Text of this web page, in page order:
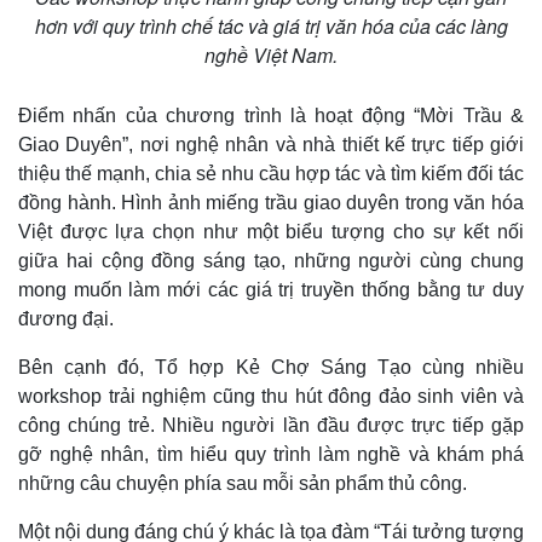
Giá cà phê
hơn với quy trình chế tác và giá trị văn hóa của các làng
nghề Việt Nam.
Điểm nhấn của chương trình là hoạt động “Mời Trầu &
Giao Duyên”, nơi nghệ nhân và nhà thiết kế trực tiếp giới
thiệu thế mạnh, chia sẻ nhu cầu hợp tác và tìm kiếm đối tác
đồng hành. Hình ảnh miếng trầu giao duyên trong văn hóa
Việt được lựa chọn như một biểu tượng cho sự kết nối
giữa hai cộng đồng sáng tạo, những người cùng chung
mong muốn làm mới các giá trị truyền thống bằng tư duy
đương đại.
Bên cạnh đó, Tổ hợp Kẻ Chợ Sáng Tạo cùng nhiều
workshop trải nghiệm cũng thu hút đông đảo sinh viên và
công chúng trẻ. Nhiều người lần đầu được trực tiếp gặp
gỡ nghệ nhân, tìm hiểu quy trình làm nghề và khám phá
những câu chuyện phía sau mỗi sản phẩm thủ công.
Một nội dung đáng chú ý khác là tọa đàm “Tái tưởng tượng